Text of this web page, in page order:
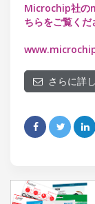
Microchip社の
ちらをご覧くだ
さらに詳